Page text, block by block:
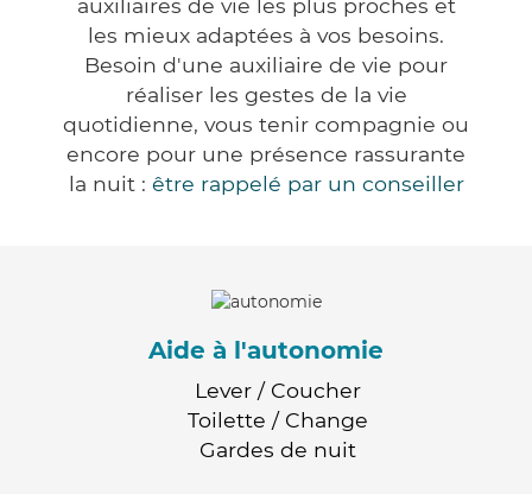
auxiliaires de vie les plus proches et
les mieux adaptées à vos besoins.
Besoin d'une auxiliaire de vie pour
réaliser les gestes de la vie
quotidienne, vous tenir compagnie ou
encore pour une présence rassurante
la nuit : être rappelé par un conseiller
Aide à l'autonomie
Lever / Coucher
Toilette / Change
Gardes de nuit